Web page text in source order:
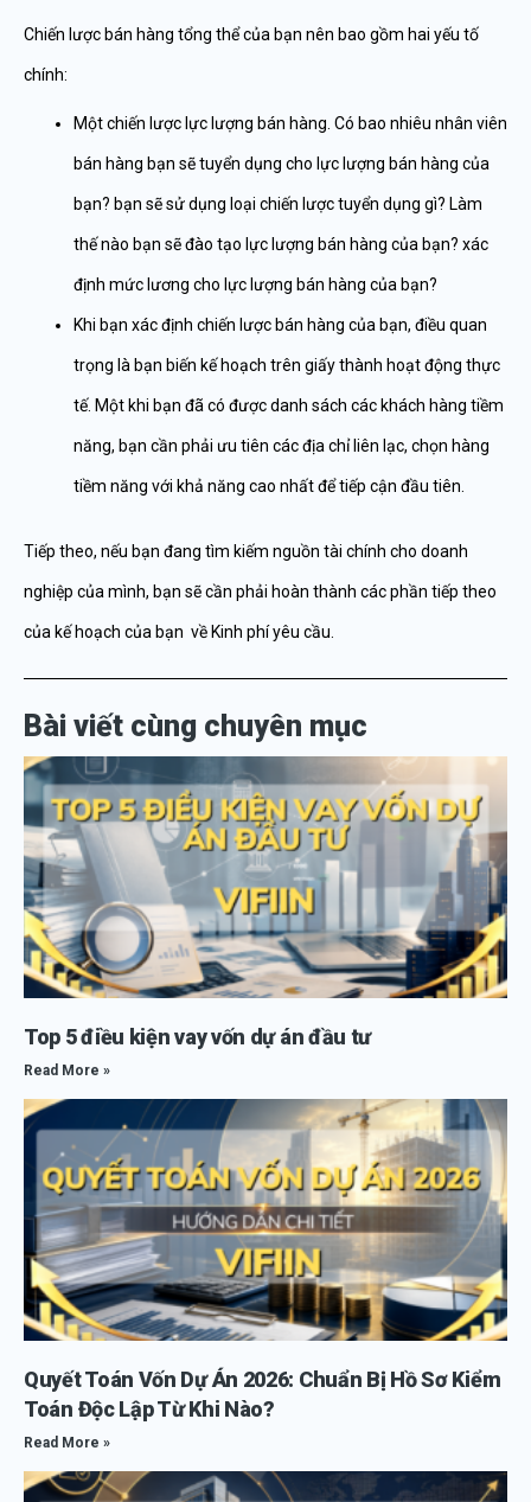
Chiến lược bán hàng tổng thể của bạn nên bao gồm hai yếu tố
chính:
Một chiến lược lực lượng bán hàng. Có bao nhiêu nhân viên
bán hàng bạn sẽ tuyển dụng cho lực lượng bán hàng của
bạn? bạn sẽ sử dụng loại chiến lược tuyển dụng gì? Làm
thế nào bạn sẽ đào tạo lực lượng bán hàng của bạn? xác
định mức lương cho lực lượng bán hàng của bạn?
Khi bạn xác định chiến lược bán hàng của bạn, điều quan
trọng là bạn biến kế hoạch trên giấy thành hoạt động thực
tế. Một khi bạn đã có được danh sách các khách hàng tiềm
năng, bạn cần phải ưu tiên các địa chỉ liên lạc, chọn hàng
tiềm năng với khả năng cao nhất để tiếp cận đầu tiên.
Tiếp theo, nếu bạn đang tìm kiếm nguồn tài chính cho doanh
nghiệp của mình, bạn sẽ cần phải hoàn thành các phần tiếp theo
của kế hoạch của bạn về Kinh phí yêu cầu.
Bài viết cùng chuyên mục
Top 5 điều kiện vay vốn dự án đầu tư
Read More »
Quyết Toán Vốn Dự Án 2026: Chuẩn Bị Hồ Sơ Kiểm
Toán Độc Lập Từ Khi Nào?
Read More »